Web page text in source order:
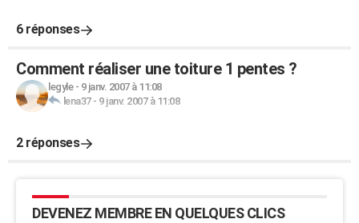
6 réponses
Comment réaliser une toiture 1 pentes ?
legyle- 9 janv. 2007 à 11:08
lena37- 9 janv. 2007 à 11:08
2 réponses
DEVENEZ MEMBRE EN QUELQUES CLICS